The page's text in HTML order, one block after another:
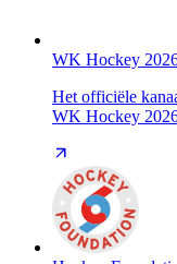
WK Hockey
Het officiële
WK Hockey